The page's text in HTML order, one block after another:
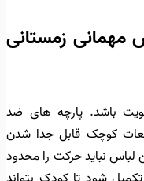
مهمانی زمستانی
باشد. پارچه های ضد
کوچک قابل جدا شدن
نباید حرکت را محدود